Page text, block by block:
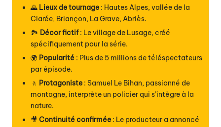
🌄 Lieux de tournage : Hautes Alpes, vallée de la
Clarée, Briançon, La Grave, Abriès.
🏞 Décor fictif: Le village de Lusage, créé
spécifiquement pour la série.
🌍 Popularité : Plus de 5 millions de téléspectateurs
par épisode.
🚶 Protagoniste : Samuel Le Bihan, passionné de
montagne, interprète un policier qui s’intègre à la
nature.
🎥 Continuité confirmée : Le producteur a annoncé